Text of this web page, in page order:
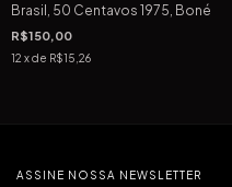
Brasil, 50 Centavos 1975, Boné
R$150,00
12 x de R$15,26
ASSINE NOSSA NEWSLETTER